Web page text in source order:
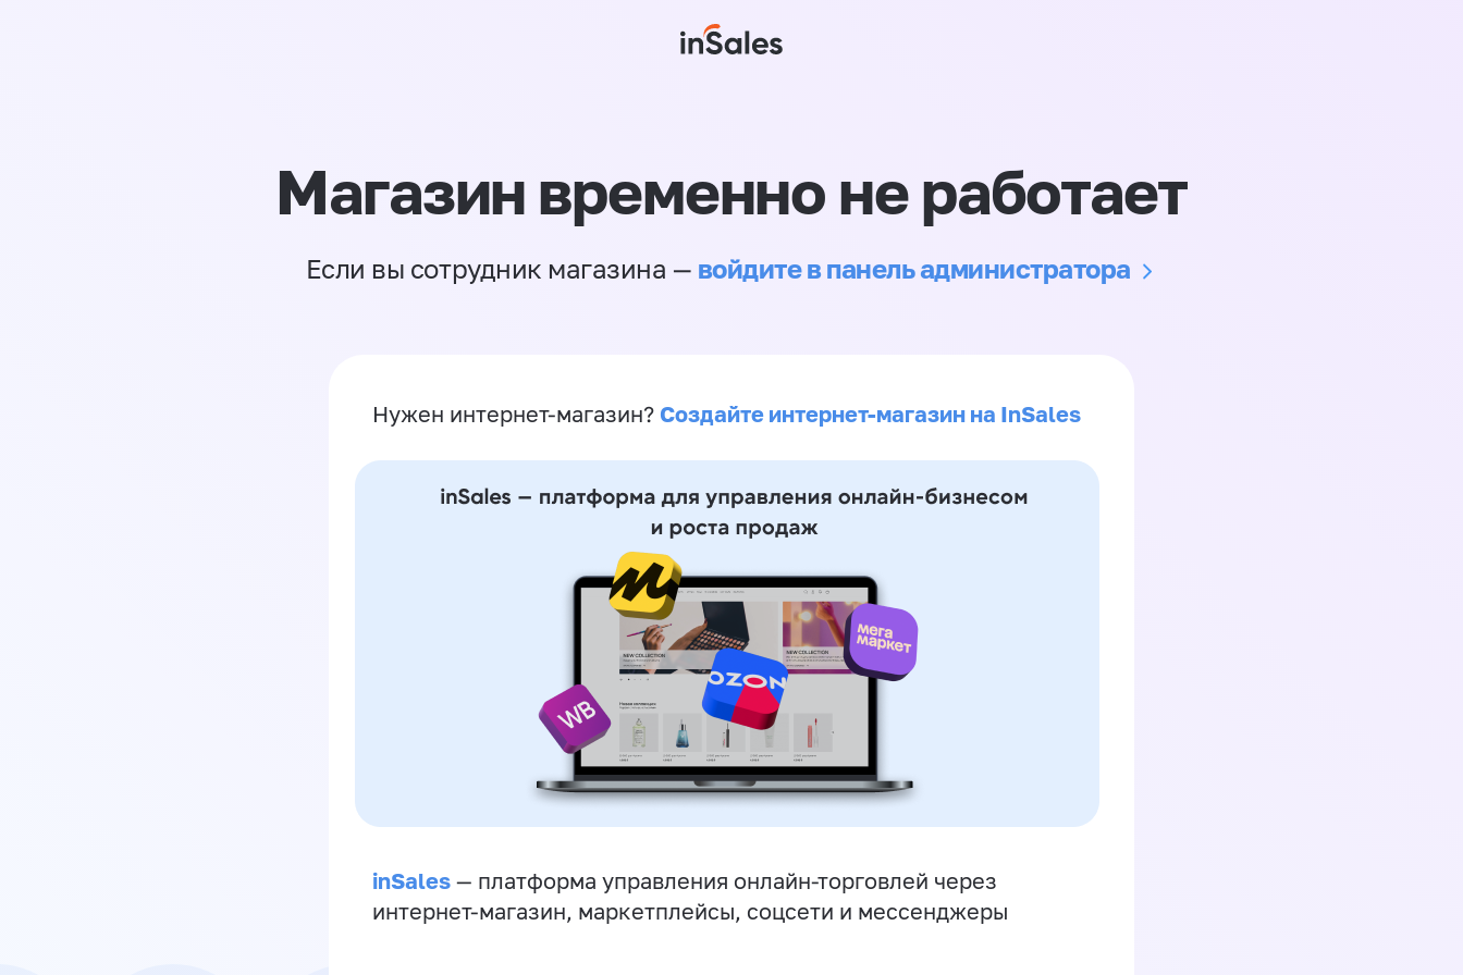
Магазин временно не работает
Если вы сотрудник магазина — войдите в панель администратора
Нужен интернет-магазин? Создайте интернет-магазин на InSales
inSales — платформа управления онлайн-торговлей через
интернет-магазин, маркетплейсы, соцсети и мессенджеры